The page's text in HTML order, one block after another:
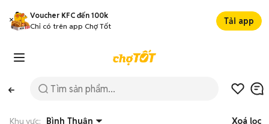
Voucher KFC đến 100k
Chỉ có trên app Chợ Tốt
Tải app
Khu vực: Bình Thuận Xoá lọc